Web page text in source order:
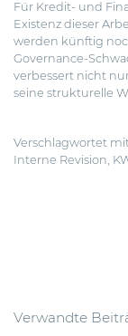
Für Kredit- und
Existenz dieser
werden künftig
Governance-
verbessert nicht
seine strukturelle
Verschlagwortet
Interne Revision,
Verwandte